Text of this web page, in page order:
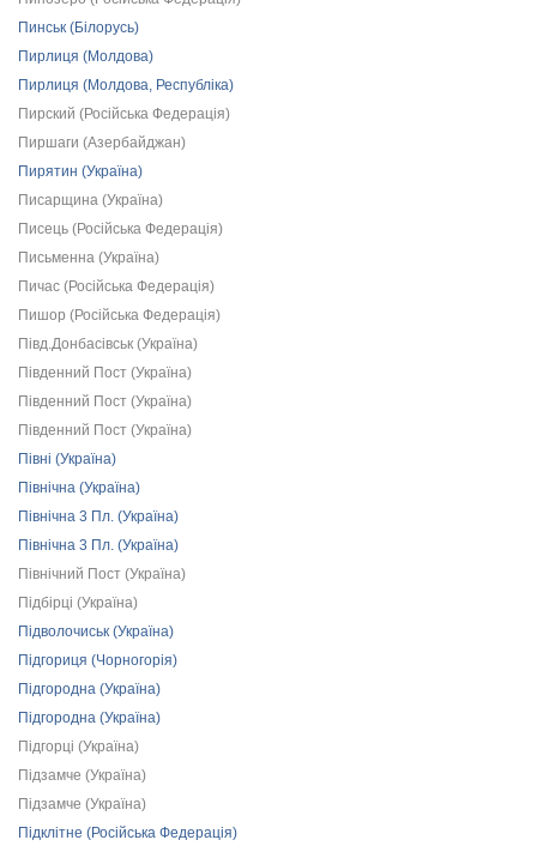
Пинськ (Білорусь)
Пирлиця (Молдова)
Пирлиця (Молдова, Республіка)
Пирский (Російська Федерація)
Пиршаги (Азербайджан)
Пирятин (Україна)
Писарщина (Україна)
Писець (Російська Федерація)
Письменна (Україна)
Пичас (Російська Федерація)
Пишор (Російська Федерація)
Півд.Донбасівськ (Україна)
Південний Пост (Україна)
Південний Пост (Україна)
Південний Пост (Україна)
Півні (Україна)
Північна (Україна)
Північна 3 Пл. (Україна)
Північна 3 Пл. (Україна)
Північний Пост (Україна)
Підбірці (Україна)
Підволочиськ (Україна)
Підгориця (Чорногорія)
Підгородна (Україна)
Підгородна (Україна)
Підгорці (Україна)
Підзамче (Україна)
Підзамче (Україна)
Підклітне (Російська Федерація)